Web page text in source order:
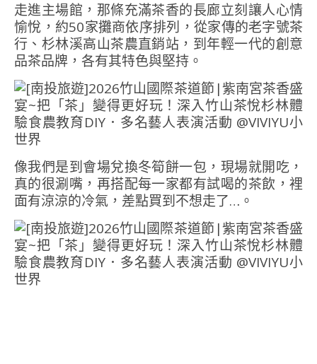
走進主場館，那條充滿茶香的長廊立刻讓人心情
愉悅，約50家攤商依序排列，從家傳的老字號茶
行、杉林溪高山茶農直銷站，到年輕一代的創意
品茶品牌，各有其特色與堅持。
像我們是到會場兌換冬筍餅一包，現場就開吃，
真的很涮嘴，再搭配每一家都有試喝的茶飲，裡
面有涼涼的冷氣，差點買到不想走了…。